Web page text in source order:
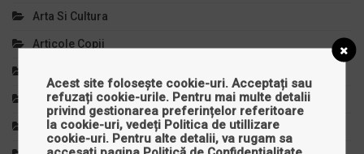
Arta Si Cultura
Articole Copii
Autoturisme
Bijuterii
Acest site folosește cookie-uri. Acceptați sau
refuzați cookie-urile. Pentru mai multe detalii
privind gestionarea preferințelor referitoare
la cookie-uri, vedeți Politica de utillizare
cookie-uri. Pentru alte detalii, va rugam sa